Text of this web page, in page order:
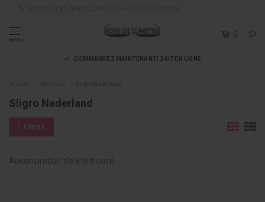
MENU
0
COMMANDEZ MAINTENANT! 24/7 EN LIGNE
Sligro Nederland
Sligro Nederland
Filtres
Aucun produit n'a été trouvé...